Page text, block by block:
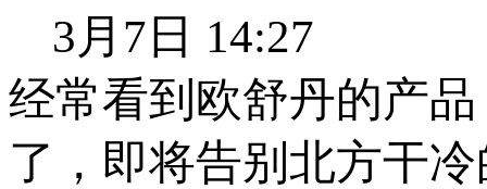
3月7日 14:27
经常看到欧舒丹的产
了，即将告别北方干